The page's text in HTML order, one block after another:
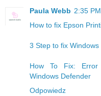
Paula Webb 2:35 PM
How to fix Epson
3 Step to fix
How To Fix: Error
Windows Defender
Odpowiedz